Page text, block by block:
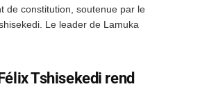
de constitution, soutenue par le
Le leader de Lamuka
Tshisekedi rend